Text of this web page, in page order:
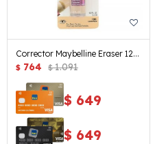
Corrector Maybelline Eraser 120
Light
$ 764 $ 1.091
$ 649
$ 649